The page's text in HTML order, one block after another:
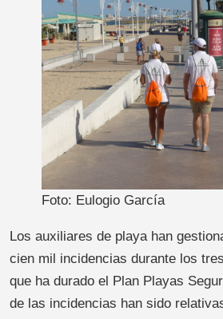
Foto: Eulogio García
Los auxiliares de playa han
cien mil incidencias durante los
que ha durado el Plan Playas
de las incidencias han sido